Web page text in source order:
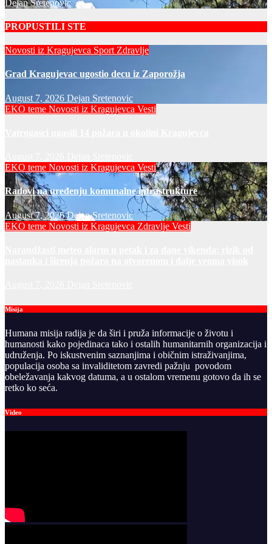
Dejan Sretenovic
PROPUSTILI STE
Novosti iz Kragujevca Sport Zdravlje
Grad Kragujevac ugostio decu iz Zaporožja
August 7, 2026 Dejan Sretenovic
EKO teme Novosti iz Kragujevca Vesti
EKO teme Novosti iz Kragujevca Vesti
Radovi na uređenju komunalne infrastrukture
August 7, 2026Dejan Sretenovic
EKO teme Novosti iz Kragujevca Zdravlje Vesti
Misija
Humana misija radija je da širi i pruža informacije o životu i
humanosti kako pojedinaca tako i ostalih humanitarnih organizacija i
udruženja. Po iskustvenim saznanjima i običnim istraživanjima,
populacija osoba sa invaliditetom zavredi pažnju povodom
obeležavanja kakvog datuma, a u ostalom vremenu gotovo da ih se
retko ko seća.
Video